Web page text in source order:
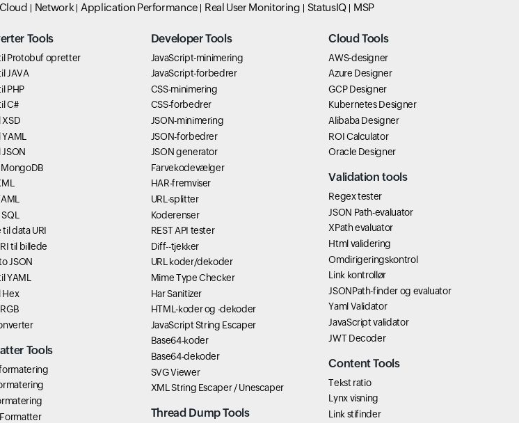
Network Application Performance Real User Monitoring StatusIQ MSP
Tools
Protobuf opretter
JAVA
PHP
C#
XSD
MongoDB
til data URI
til billede
JSON
YAML
Hex
Tools
Developer Tools
JavaScript-minimering
JavaScript-forbedrer
CSS-minimering
CSS-forbedrer
JSON-minimering
JSON-forbedrer
JSON generator
Farvekodevælger
HAR-fremviser
URL-splitter
Koderenser
REST API tester
Diff--tjekker
URL koder/dekoder
Mime Type Checker
Har Sanitizer
HTML-koder og -dekoder
JavaScript String Escaper
Base64-koder
Base64-dekoder
SVG Viewer
XML String Escaper / Unescaper
Thread Dump Tools
Cloud Tools
AWS-designer
Azure Designer
GCP Designer
Kubernetes Designer
Alibaba Designer
ROI Calculator
Oracle Designer
Validation tools
Regex tester
JSON Path-evaluator
XPath evaluator
Html validering
Omdirigeringskontrol
Link kontrollør
JSONPath-finder og evaluator
Yaml Validator
JavaScript validator
JWT Decoder
Content Tools
Tekst ratio
Lynx visning
Link stifinder